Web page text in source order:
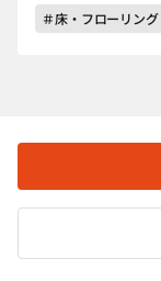
＃床・フローリング